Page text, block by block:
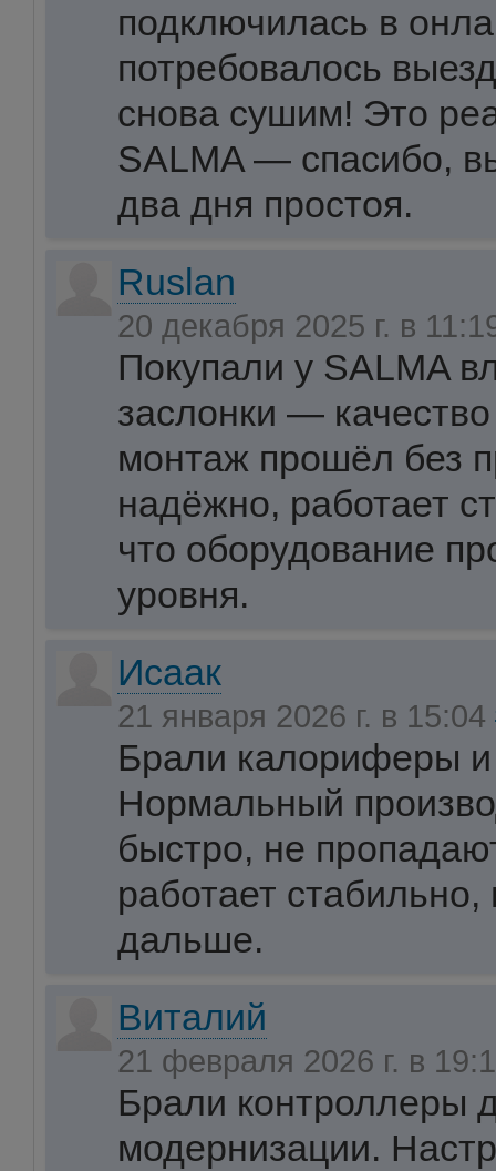
подключилась в
потребовалось
снова сушим! Это
SALMA — спасибо,
два дня простоя.
Ruslan
20 декабря 2025 г. в
Покупали у SALMA
заслонки —
монтаж прошёл без
надёжно, работает
что оборудование
уровня.
Исаак
21 января 2026 г. в 15:04
Брали калориферы и
Нормальный
быстро, не
работает
дальше.
Виталий
21 февраля 2026 г. в
Брали контроллеры
модернизации.